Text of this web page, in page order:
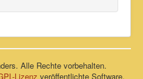
Alle Rechte vorbehalten.
Lizenz veröffentlichte Software.